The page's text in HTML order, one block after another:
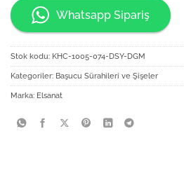
Whatsapp Sipariş
Stok kodu: KHC-1005-074-DSY-DGM
Kategoriler: Başucu Sürahileri ve Şişeler
Marka: Elsanat